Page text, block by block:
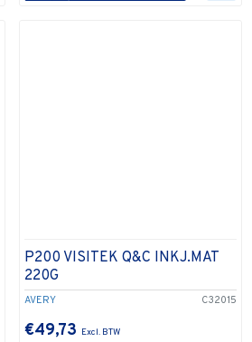
AVERY C32015
P200 VISITEK Q&C INKJ.MAT
220G
€49,73